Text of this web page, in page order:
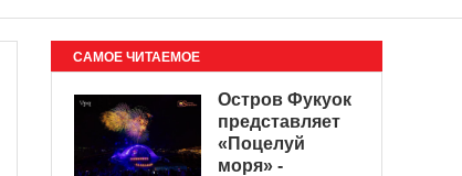
САМОЕ ЧИТАЕМОЕ
Остров Фукуок
представляет
«Поцелуй
моря» -